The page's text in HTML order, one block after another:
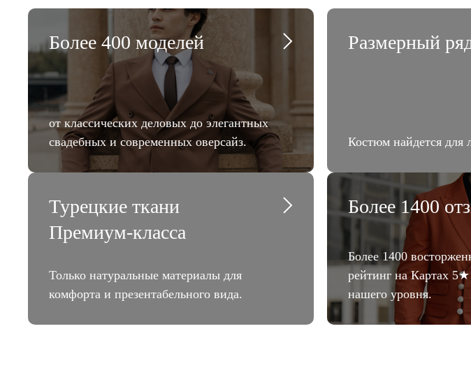
Более 400 моделей
от классических деловых до элегантных
свадебных и современных оверсайз.
Размерный
Костюм найдется для
Турецкие ткани
Премиум-класса
Только натуральные материалы для
комфорта и презентабельного вида.
Более 1400
Более 1400
рейтинг на Картах
нашего уровня.